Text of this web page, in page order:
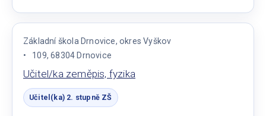
matematiky
pro
2.
ZŠ
Základní škola Drnovice, okres Vyškov
109, 68304 Drnovice
Učitel/ka zeměpis, fyzika
Učitel(ka) 2. stupně ZŠ